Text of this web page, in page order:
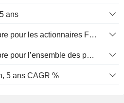
ans
Flux de trésorerie libre pour les actionnaires FCFE, CAGR sur 5 ans
Flux de trésorerie libre pour l’ensemble des pourvoyeurs de fonds (créanciers et actionnaires) FCFF, CAGR sur 5 ans
5 ans CAGR %